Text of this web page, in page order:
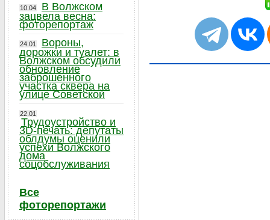
10.04
В Волжском
зацвела весна:
фоторепортаж
24.01
Вороны,
дорожки и туалет: в
Волжском обсудили
обновление
заброшенного
участка сквера на
улице Советской
22.01
Трудоустройство и
3D-печать: депутаты
облдумы оценили
успехи Волжского
дома
соцобслуживания
Все
фоторепортажи